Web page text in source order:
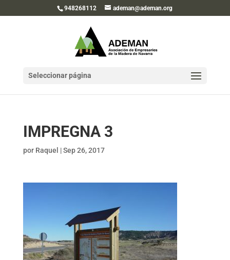
948268112 ademan@ademan.org
Seleccionar página
IMPREGNA 3
por Raquel |Sep 26, 2017